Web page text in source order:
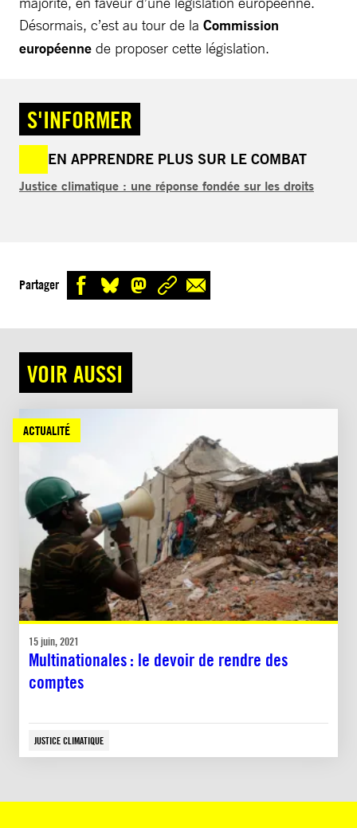
Désormais, c’est au tour de la Commission
européenne de proposer cette législation.
S'INFORMER
EN APPRENDRE PLUS SUR LE COMBAT
Justice climatique : une réponse fondée sur les droits
Partager
VOIR AUSSI
ACTUALITÉ
15 juin, 2021
Multinationales : le devoir de rendre des
comptes
JUSTICE CLIMATIQUE